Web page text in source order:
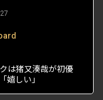
は猪又湊哉が初優
嬉しい」